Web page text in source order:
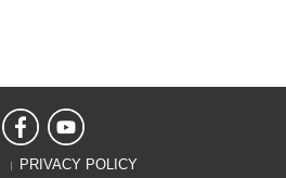
PRIVACY POLICY